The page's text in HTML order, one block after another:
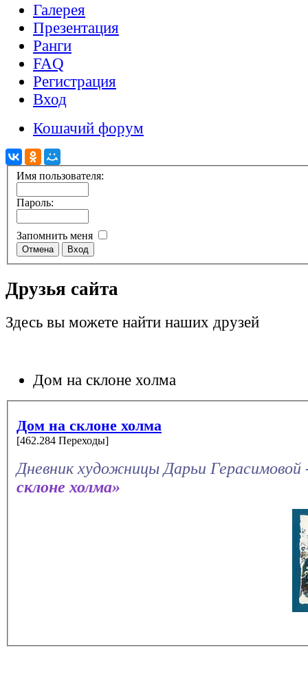
Галерея
Презентация
Ранги
FAQ
Регистрация
Вход
Кошачий форум
Имя пользователя:
Пароль:
Запомнить меня
Друзья сайта
Здесь вы можете найти наших друзей
Дом на склоне холма
Дом на склоне холма
[462.284 Переходы]
Дневник художницы Дарьи
склоне холма»